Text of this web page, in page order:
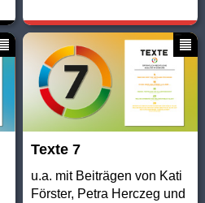
Texte 7
u.a. mit Beiträgen von Kati
Förster, Petra Herczeg und